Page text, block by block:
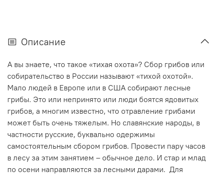
Описание
А вы знаете, что такое «тихая охота»? Сбор грибов или
собирательство в России называют «тихой охотой».
Мало людей в Европе или в США собирают лесные
грибы. Это или непринято или люди боятся ядовитых
грибов, а многим известно, что отравление грибами
может быть очень тяжелым. Но славянские народы, в
частности русские, буквально одержимы
самостоятельным сбором грибов. Провести пару часов
в лесу за этим занятием – обычное дело. И стар и млад
по осени направляются за лесными дарами. Для